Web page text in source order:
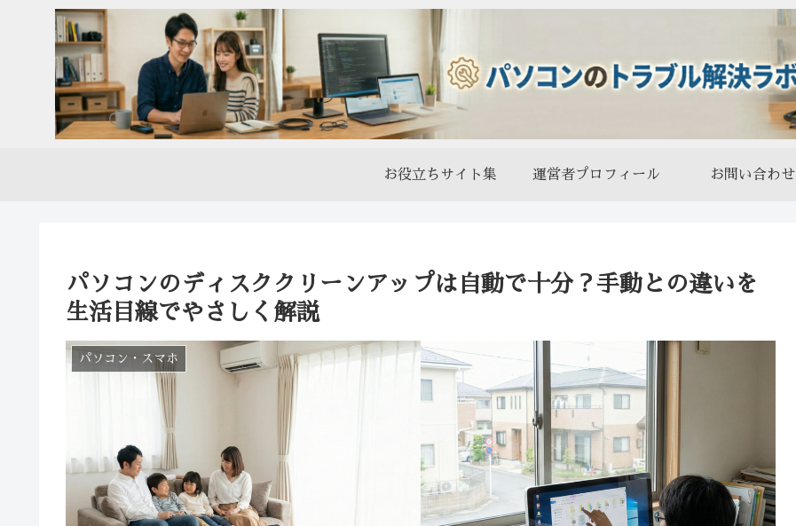
お役立ちサイト集 運営者プロフィール お問い合わせ
パソコンのディスククリーンアップは自動で十分？手動との違いを
生活目線でやさしく解説
パソコン・スマホ